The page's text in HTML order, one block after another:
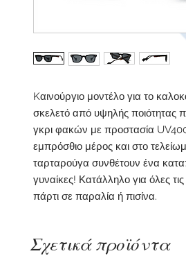
Kαινούργιο μοντέλο για το
σκελετό από υψηλής
γκρι φακών με προστασία
εμπρόσθιο μέρος και στο
ταρταρούγα συνθέτουν ένα
γυναίκες! Κατάλληλο για όλες
πάρτι σε παραλία ή πισίνα.
Σχετικά προϊόντα